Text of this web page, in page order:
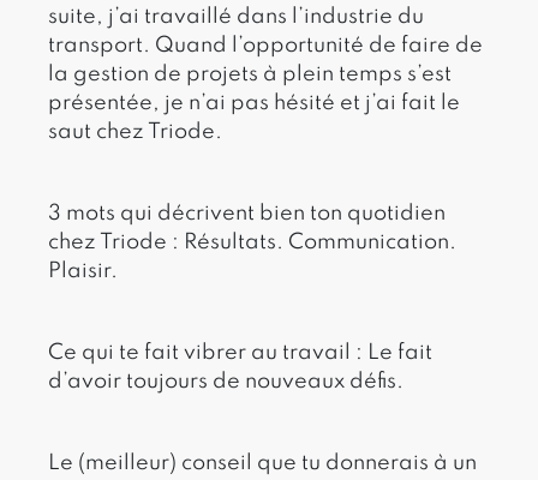
suite, j’ai travaillé dans l’industrie du
transport. Quand l’opportunité de faire de
la gestion de projets à plein temps s’est
présentée, je n’ai pas hésité et j’ai fait le
saut chez Triode.
3 mots qui décrivent bien ton quotidien
chez Triode : Résultats. Communication.
Plaisir.
Ce qui te fait vibrer au travail : Le fait
d’avoir toujours de nouveaux défis.
Le (meilleur) conseil que tu donnerais à un